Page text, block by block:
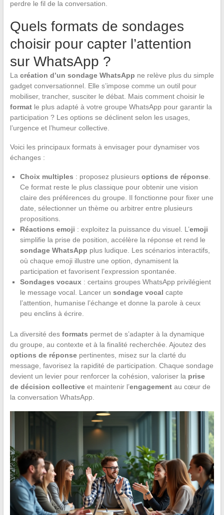
perdre le fil de la conversation.
Quels formats de sondages
choisir pour capter l’attention
sur WhatsApp ?
La création d’un sondage WhatsApp ne relève plus du simple
gadget conversationnel. Elle s’impose comme un outil pour
mobiliser, trancher, susciter le débat. Mais comment choisir le
formatle plus adapté à votre groupe WhatsApp pour garantir la
participation ? Les options se déclinent selon les usages,
l’urgence et l’humeur collective.
Voici les principaux formats à envisager pour dynamiser vos
échanges :
Choix multiples : proposez plusieurs options de réponse.
Ce format reste le plus classique pour obtenir une vision
claire des préférences du groupe. Il fonctionne pour fixer une
date, sélectionner un thème ou arbitrer entre plusieurs
propositions.
Réactions emoji : exploitez la puissance du visuel. L’emoji
simplifie la prise de position, accélère la réponse et rend le
sondage WhatsApp plus ludique. Les scénarios interactifs,
où chaque emoji illustre une option, dynamisent la
participation et favorisent l’expression spontanée.
Sondages vocaux: certains groupes WhatsApp privilégient
le message vocal. Lancer un sondage vocal capte
l’attention, humanise l’échange et donne la parole à ceux
peu enclins à écrire.
La diversité des formats permet de s’adapter à la dynamique
du groupe, au contexte et à la finalité recherchée. Ajoutez des
options de réponsepertinentes, misez sur la clarté du
message, favorisez la rapidité de participation. Chaque sondage
devient un levier pour renforcer la cohésion, valoriser la prise
de décision collectiveet maintenir l’engagementau cœur de
la conversation WhatsApp.